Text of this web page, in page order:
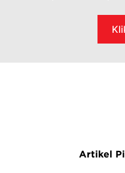
Artikel